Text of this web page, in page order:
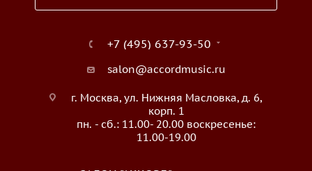
+7 (495) 637-93-50
salon@accordmusic.ru
г. Москва, ул. Нижняя Масловка, д. 6,
корп. 1
пн. - сб.: 11.00- 20.00 воскресенье:
11.00-19.00